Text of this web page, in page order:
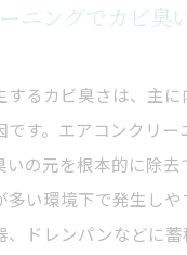
ニングでカビ臭
するカビ臭さは、主
です。エアコンクリー
いの元を根本的に除去
多い環境下で発生しや
、ドレンパンなどに